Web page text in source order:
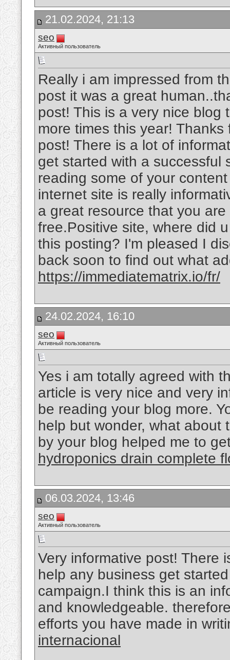
21.02.2024, 21:13
seo
Активный пользователь
Really i am impressed from
post it was a great
post! This is a very nice blog
more times this year!
post! There is a lot of
get started with a successful
reading some of your
internet site is really
a great resource that you
free.Positive site, where did
this posting? I'm pleased I
back soon to find out what
https://immediatematrix.io/fr/
24.02.2024, 16:10
seo
Активный пользователь
Yes i am totally agreed with
article is very nice and very
be reading your blog more.
help but wonder, what about
by your blog helped me to
hydroponics drain complete
06.03.2024, 13:46
seo
Активный пользователь
Very informative post! There
help any business get
campaign.I think this is an
and knowledgeable.
efforts you have made in
internacional